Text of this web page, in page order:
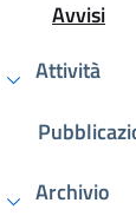
Avvisi
Attività
Archivio